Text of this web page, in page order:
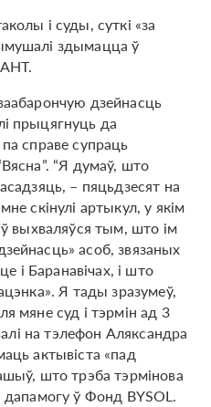
і суды, суткі «за
здымацца ў
дзейнасць
прыцягнуць да
справе супраць
“Я думаў, што
– пяцьдзесят на
скінулі артыкул, у якім
выхваляўся тым, што ім
асоб, звязаных
і Баранавічах, і што
Я тады зразумеў,
мяне суд і тэрмін ад 3
на тэлефон Аляксандра
актывіста «пад
што трэба тэрмінова
дапамогу ў Фонд BYSOL.